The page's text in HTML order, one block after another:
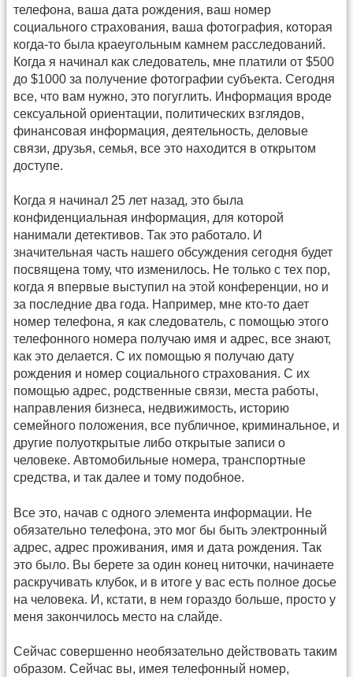
телефона, ваша дата рождения, ваш номер
социального страхования, ваша фотография, которая
когда-то была краеугольным камнем расследований.
Когда я начинал как следователь, мне платили от $500
до $1000 за получение фотографии субъекта. Сегодня
все, что вам нужно, это погуглить. Информация вроде
сексуальной ориентации, политических взглядов,
финансовая информация, деятельность, деловые
связи, друзья, семья, все это находится в открытом
доступе.
Когда я начинал 25 лет назад, это была
конфиденциальная информация, для которой
нанимали детективов. Так это работало. И
значительная часть нашего обсуждения сегодня будет
посвящена тому, что изменилось. Не только с тех пор,
когда я впервые выступил на этой конференции, но и
за последние два года. Например, мне кто-то дает
номер телефона, я как следователь, с помощью этого
телефонного номера получаю имя и адрес, все знают,
как это делается. С их помощью я получаю дату
рождения и номер социального страхования. С их
помощью адрес, родственные связи, места работы,
направления бизнеса, недвижимость, историю
семейного положения, все публичное, криминальное, и
другие полуоткрытые либо открытые записи о
человеке. Автомобильные номера, транспортные
средства, и так далее и тому подобное.
Все это, начав с одного элемента информации. Не
обязательно телефона, это мог бы быть электронный
адрес, адрес проживания, имя и дата рождения. Так
это было. Вы берете за один конец ниточки, начинаете
раскручивать клубок, и в итоге у вас есть полное досье
на человека. И, кстати, в нем гораздо больше, просто у
меня закончилось место на слайде.
Сейчас совершенно необязательно действовать таким
образом. Сейчас вы, имея телефонный номер,